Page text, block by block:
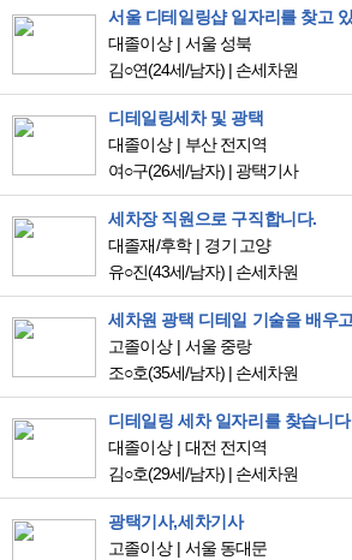
대졸이상
서울 성북
김○연(24세/남자) | 손세차원
디테일링세차 및 광택
대졸이상
부산 전지역
여○구(26세/남자) | 광택기사
세차장 직원으로 구직합니다.
대졸재/후학
경기 고양
유○진(43세/남자) | 손세차원
고졸이상
서울 중랑
조○호(35세/남자) | 손세차원
디테일링 세차 일자리를 찾습니다
대졸이상
대전 전지역
김○호(29세/남자) | 손세차원
광택기사,세차기사
고졸이상
서울 동대문